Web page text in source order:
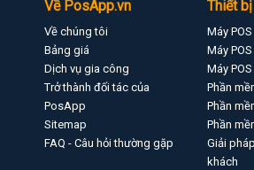
Về PosApp.vn
Về chúng tôi
Bảng giá
Dịch vụ gia công
Trở thành đối tác của
PosApp
Sitemap
FAQ - Câu hỏi thường gặp
Thiết bị
Máy
Máy
Máy
Phần
Phần
Phần
Giải
khách